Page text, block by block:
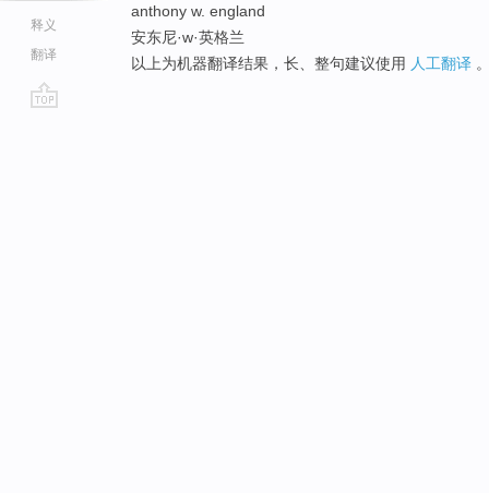
释义
翻译
anthony w. england
安东尼·w·英格兰
以上为机器翻译结果，长、整句建议使用 人工翻译